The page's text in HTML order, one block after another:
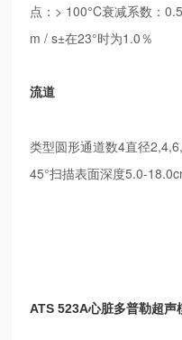
点：> 100°C衰减系数：
m / s±在23°时为1.0％
流道
类型圆形通道数4直径
45°扫描表面深度5.0-
ATS 523A心脏多普勒超声